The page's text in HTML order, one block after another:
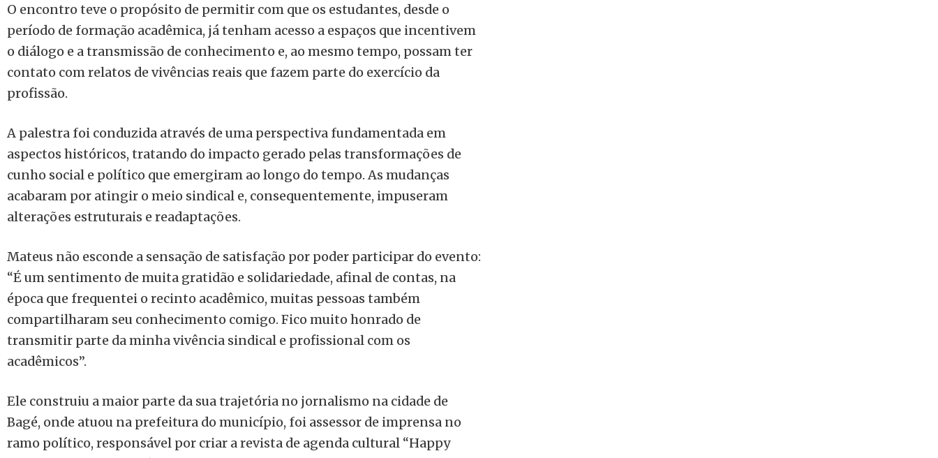
O encontro teve o propósito de permitir com que os estudantes, desde o
período de formação acadêmica, já tenham acesso a espaços que incentivem
o diálogo e a transmissão de conhecimento e, ao mesmo tempo, possam ter
contato com relatos de vivências reais que fazem parte do exercício da
profissão.
A palestra foi conduzida através de uma perspectiva fundamentada em
aspectos históricos, tratando do impacto gerado pelas transformações de
cunho social e político que emergiram ao longo do tempo. As mudanças
acabaram por atingir o meio sindical e, consequentemente, impuseram
alterações estruturais e readaptações.
Mateus não esconde a sensação de satisfação por poder participar do evento:
“É um sentimento de muita gratidão e solidariedade, afinal de contas, na
época que frequentei o recinto acadêmico, muitas pessoas também
compartilharam seu conhecimento comigo. Fico muito honrado de
transmitir parte da minha vivência sindical e profissional com os
acadêmicos”.
Ele construiu a maior parte da sua trajetória no jornalismo na cidade de
Bagé, onde atuou na prefeitura do município, foi assessor de imprensa no
ramo político, responsável por criar a revista de agenda cultural “Happy